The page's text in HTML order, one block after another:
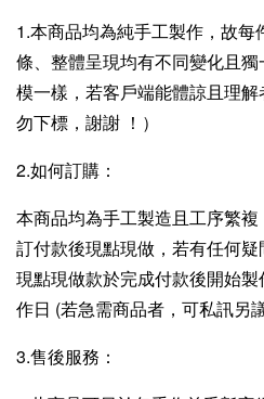
1.本商品均為純手工製作，故
條、整體呈現均有不同變化且
模一樣，若客戶端能體諒且理
勿下標，謝謝 ！）
2.如何訂購：
本商品均為手工製造且工序繁
訂付款後現點現做，若有任何疑
現點現做款於完成付款後開始
作日 (若急需商品者，可私訊另
3.售後服務：